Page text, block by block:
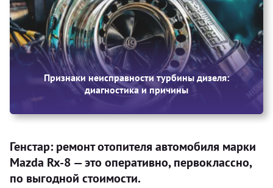
Признаки неисправности турбины дизеля:
диагностика и причины
Генстар: ремонт отопителя автомобиля марки
Mazda Rx-8 — это оперативно, первоклассно,
по выгодной стоимости.